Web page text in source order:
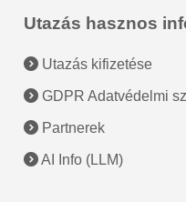
Utazás hasznos
Utazás kifizetése
GDPR Adatvédelmi
Partnerek
AI Info (LLM)